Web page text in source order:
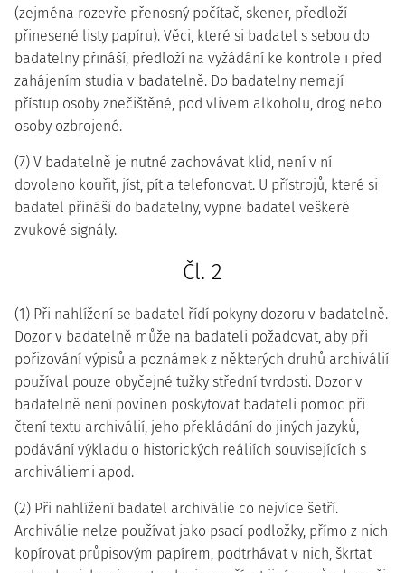
(zejména rozevře přenosný počítač, skener, předloží
přinesené listy papíru). Věci, které si badatel s sebou do
badatelny přináší, předloží na vyžádání ke kontrole i před
zahájením studia v badatelně. Do badatelny nemají
přístup osoby znečištěné, pod vlivem alkoholu, drog nebo
osoby ozbrojené.
(7) V badatelně je nutné zachovávat klid, není v ní
dovoleno kouřit, jíst, pít a telefonovat. U přístrojů, které si
badatel přináší do badatelny, vypne badatel veškeré
zvukové signály.
Čl. 2
(1) Při nahlížení se badatel řídí pokyny dozoru v badatelně.
Dozor v badatelně může na badateli požadovat, aby při
pořizování výpisů a poznámek z některých druhů archiválií
používal pouze obyčejné tužky střední tvrdosti. Dozor v
badatelně není povinen poskytovat badateli pomoc při
čtení textu archiválií, jeho překládání do jiných jazyků,
podávání výkladu o historických reáliích souvisejících s
archiváliemi apod.
(2) Při nahlížení badatel archiválie co nejvíce šetří.
Archiválie nelze používat jako psací podložky, přímo z nich
kopírovat průpisovým papírem, podtrhávat v nich, škrtat